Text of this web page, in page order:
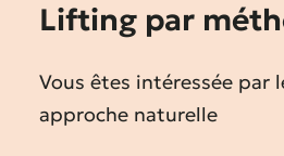
Lifting par
Vous êtes intéressée par
approche naturelle